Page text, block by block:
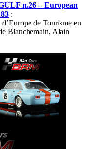
n.26 – European
:
de Tourisme en
Blanchemain, Alain